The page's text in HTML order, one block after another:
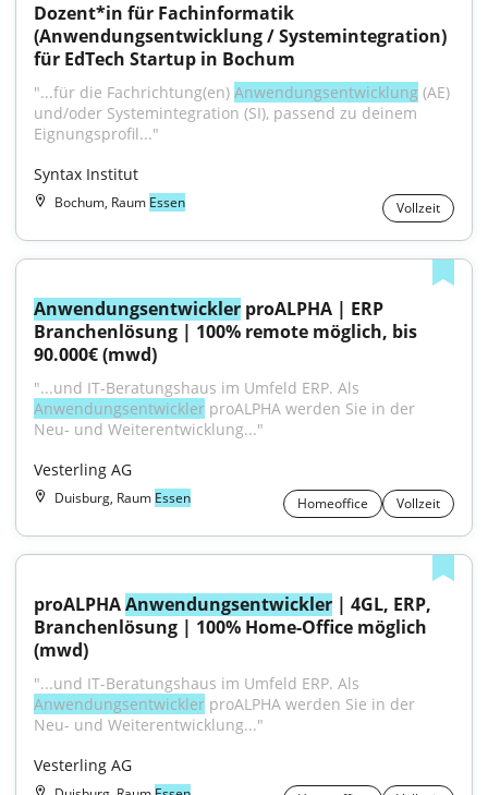
Dozent*in für Fachinformatik
(Anwendungsentwicklung / Systemintegration)
für EdTech Startup in Bochum
"...für die Fachrichtung(en) Anwendungsentwicklung (AE)
und/oder Systemintegration (SI), passend zu deinem
Eignungsprofil..."
Syntax Institut
Bochum, Raum Essen Vollzeit
Anwendungsentwickler proALPHA | ERP
Branchenlösung | 100% remote möglich, bis
90.000€ (mwd)
Anwendungsentwickler proALPHA werden Sie in der
Neu- und Weiterentwicklung..."
Vesterling AG
Duisburg, Raum Essen Homeoffice Vollzeit
proALPHA Anwendungsentwickler | 4GL, ERP,
Branchenlösung | 100% Home-Office möglich
(mwd)
Anwendungsentwickler proALPHA werden Sie in der
Neu- und Weiterentwicklung..."
Vesterling AG